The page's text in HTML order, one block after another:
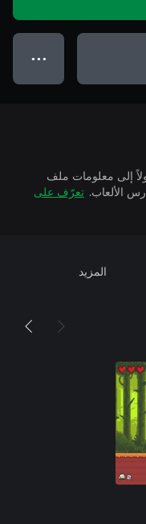
● ● ●
إلى معلومات ملف
تعرّف على
المزيد